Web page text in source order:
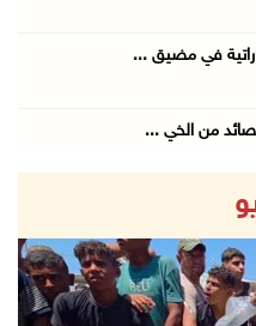
في مضيق ...
من الخي ...
تخريج ...
قرية ال ...